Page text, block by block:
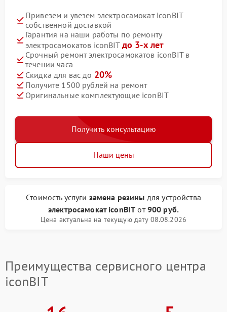
Привезем и увезем электросамокат iconBIT
собственной доставкой
Гарантия на наши работы по ремонту
электросамокатов iconBIT до 3-х лет
Срочный ремонт электросамокатов iconBIT в
течении часа
Скидка для вас до 20%
Получите 1500 рублей на ремонт
Оригинальные комплектующие iconBIT
Получить консультацию
Наши цены
Стоимость услуги замена резины для устройства
электросамокат iconBIT от900 руб.
Цена актуальна на текущую дату 08.08.2026
Преимущества сервисного центра
iconBIT